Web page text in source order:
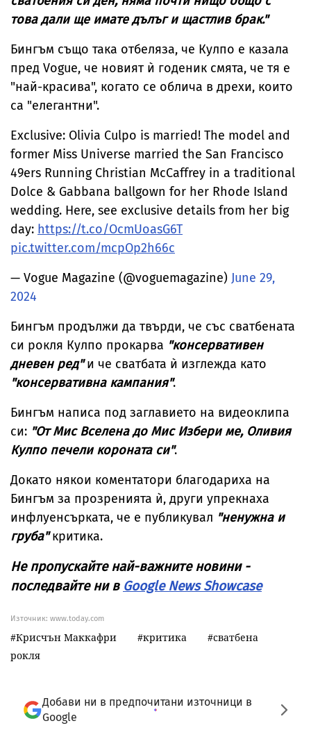
това дали ще имате дълъг и щастлив брак."
Бингъм също така отбеляза, че Кулпо е казала
пред Vogue, че новият ѝ годеник смята, че тя е
"най-красива", когато се облича в дрехи, които
са "елегантни".
Exclusive: Olivia Culpo is married! The model and
former Miss Universe married the San Francisco
49ers Running Christian McCaffrey in a traditional
Dolce & Gabbana ballgown for her Rhode Island
wedding. Here, see exclusive details from her big
day: https://t.co/OcmUoasG6T
pic.twitter.com/mcpOp2h66c
— Vogue Magazine (@voguemagazine) June 29,
2024
Бингъм продължи да твърди, че със сватбената
си рокля Кулпо прокарва "консервативен
дневен ред"и че сватбата ѝ изглежда като
"консервативна кампания".
Бингъм написа под заглавието на видеоклипа
си: "От Мис Вселена до Мис Избери ме, Оливия
Кулпо печели короната си".
Докато някои коментатори благодариха на
Бингъм за прозренията ѝ, други упрекнаха
инфлуенсърката, че е публикувал "ненужна и
груба"критика.
Не пропускайте най-важните новини -
последвайте ни в Google News Showcase
Източник: www.today.com
Крисчън Маккафри критика
сватбена
рокля
Добави ни в предпочитани източници в
Google